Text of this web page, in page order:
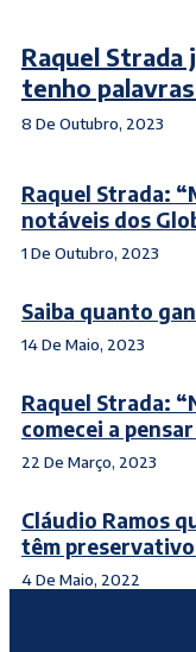
Raquel Strada
tenho
8 De Outubro, 2023
Raquel Strada:
notáveis dos
1 De Outubro, 2023
Saiba quanto
14 De Maio, 2023
Raquel Strada:
comecei a
22 De Março, 2023
Cláudio Ramos
têm
4 De Maio, 2022